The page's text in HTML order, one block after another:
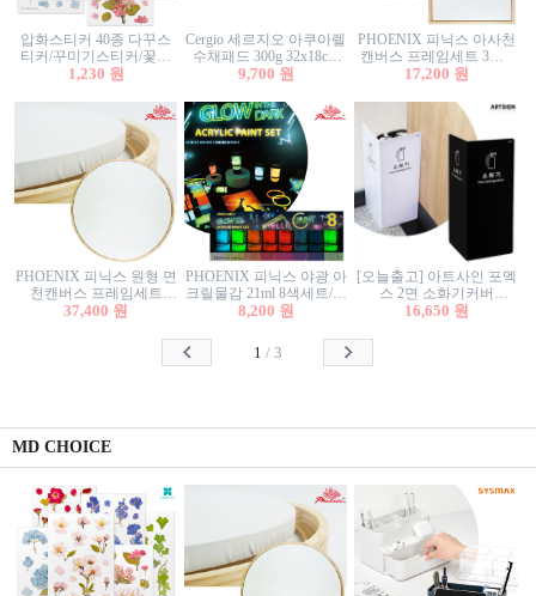
압화스티커 40종 다꾸스
티커/꾸미기스티커/꽃스
티커/압화꽃책갈피/팬시
1,230 원
Cergio 세르지오 아쿠아렐
수채패드 300g 32x18cm
12매 1면제본
9,700 원
PHOENIX 피닉스 아사천
캔버스 프레임세트 3호F
27.3x22cm 캔버스와 올림
17,200 원
PHOENIX 피닉스 원형 면
천캔버스 프레임세트
40cm/원형캔버스/플로팅
37,400 원
PHOENIX 피닉스 야광 아
크릴물감 21ml 8색세트/야
광물감
8,200 원
[오늘출고] 아트사인 포멕
스 2면 소화기커버
1470/1471/소화기커버/소
함/소화기거치대/소화기
16,650 원
1 / 3
MD CHOICE